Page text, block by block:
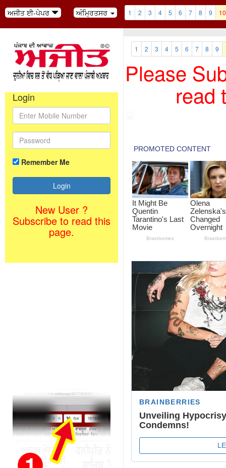
ਅਜੀਤ ਈ-ਪੇਪਰ ਅੰਮ੍ਰਿਤਸਰ 1 2 3 4 5 6 7 8 9 10
Login
Remember Me
New User ?
Subscribe to read this
page.
1 2 3 4 5 6 7 8 9
Please
read